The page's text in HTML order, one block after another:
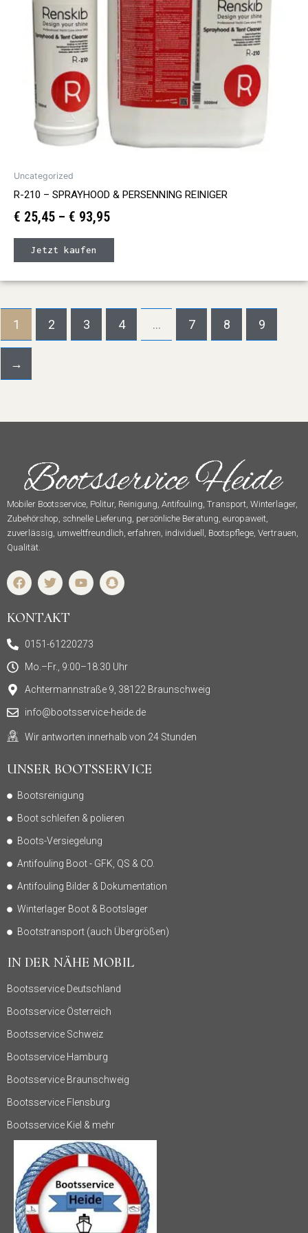
Uncategorized
R-210 – SPRAYHOOD & PERSENNING REINIGER
€ 25,45 – € 93,95
Jetzt kaufen
können
Produktseite
gewählt
werden
1 2 3 4 … 7 8 9
→
Mobiler Bootsservice, Politur, Reinigung, Antifouling, Transport, Winterlager,
Zubehörshop, schnelle Lieferung, persönliche Beratung, europaweit,
zuverlässig, umweltfreundlich, erfahren, individuell, Bootspflege, Vertrauen,
Qualität.
F
a
e
b
o
o
k
T
w
t
t
e
r
Y
o
b
e
S
n
t
KONTAKT
0151-61220273
Mo.–Fr., 9:00–18:30 Uhr
Achtermannstraße 9, 38122 Braunschweig
info@bootsservice-heide.de
Wir antworten innerhalb von 24 Stunden
UNSER BOOTSSERVICE
Bootsreinigung
Boot schleifen & polieren
Boots-Versiegelung
Antifouling Boot - GFK, QS & CO.
Antifouling Bilder & Dokumentation
Winterlager Boot & Bootslager
Bootstransport (auch Übergrößen)
IN DER NÄHE MOBIL
Bootsservice Deutschland
Bootsservice Österreich
Bootsservice Schweiz
Bootsservice Hamburg
Bootsservice Braunschweig
Bootsservice Flensburg
Bootsservice Kiel & mehr